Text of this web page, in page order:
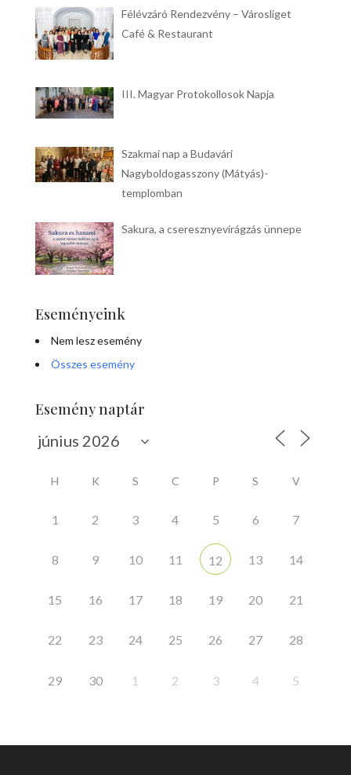
Félévzáró Rendezvény – Városliget
Café & Restaurant
III. Magyar Protokollosok Napja
Szakmai nap a Budavári
Nagyboldogasszony (Mátyás)-
templomban
Sakura, a cseresznyevirágzás ünnepe
Eseményeink
Nem lesz esemény
Összes esemény
Esemény naptár
H K S C P S V
1 2 3 4 5 6 7
8 9 10 11 12 13 14
15 16 17 18 19 20 21
22 23 24 25 26 27 28
29 30 1 2 3 4 5